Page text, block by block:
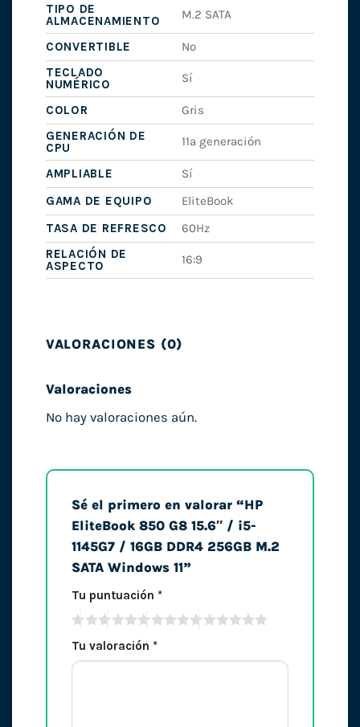
TIPO DE
ALMACENAMIENTO
M.2 SATA
CONVERTIBLE
No
TECLADO
NUMÉRICO
Sí
COLOR
Gris
GENERACIÓN DE
CPU
11ª generación
AMPLIABLE
Sí
GAMA DE EQUIPO
EliteBook
TASA DE REFRESCO
60Hz
RELACIÓN DE
ASPECTO
16:9
VALORACIONES (0)
Valoraciones
No hay valoraciones aún.
Sé el primero en valorar “HP
EliteBook 850 G8 15.6″ / i5-
1145G7 / 16GB DDR4 256GB M.2
SATA Windows 11”
Tu puntuación *
Tu valoración *